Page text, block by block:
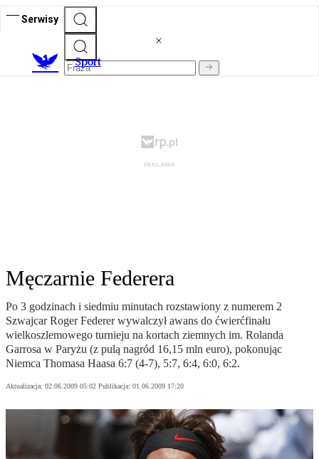
Serwisy
Sport
Męczarnie Federera
Po 3 godzinach i siedmiu minutach rozstawiony z numerem 2
Szwajcar Roger Federer wywalczył awans do ćwierćfinału
wielkoszlemowego turnieju na kortach ziemnych im. Rolanda
Garrosa w Paryżu (z pulą nagród 16,15 mln euro), pokonując
Niemca Thomasa Haasa 6:7 (4-7), 5:7, 6:4, 6:0, 6:2.
Aktualizacja: 02.06.2009 05:02 Publikacja: 01.06.2009 17:20